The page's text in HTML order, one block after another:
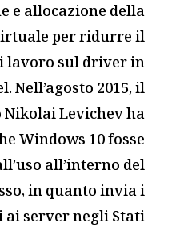
e allocazione della
per ridurre il
lavoro sul driver in
Nell’agosto 2015, il
Levichev ha
Windows 10 fosse
all’interno del
in quanto invia i
server negli Stati